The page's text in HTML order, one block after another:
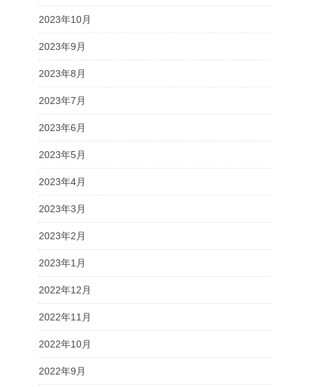
2023年10月
2023年9月
2023年8月
2023年7月
2023年6月
2023年5月
2023年4月
2023年3月
2023年2月
2023年1月
2022年12月
2022年11月
2022年10月
2022年9月